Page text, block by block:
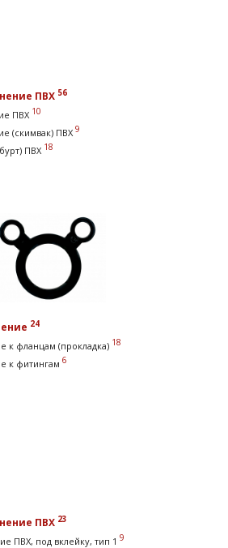
ПВХ 56
ПВХ 10
(скимвак) ПВХ 9
ПВХ 18
24
к фланцам (прокладка) 18
к фитингам 6
ПВХ 23
ПВХ, под вклейку, тип 1 9